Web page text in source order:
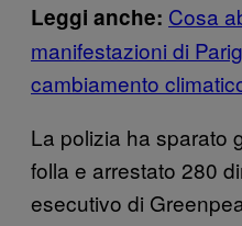
Leggi anche: Cosa
manifestazioni di
cambiamento
La polizia ha sparato
folla e arrestato 280
esecutivo di